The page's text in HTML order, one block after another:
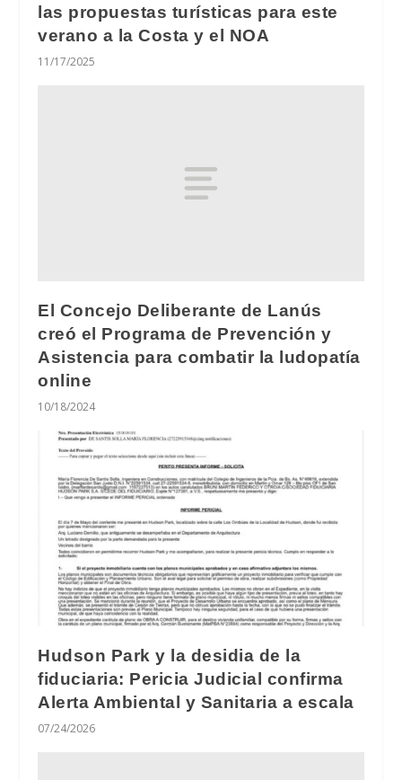
las propuestas turísticas para este
verano a la Costa y el NOA
11/17/2025
El Concejo Deliberante de Lanús
creó el Programa de Prevención y
Asistencia para combatir la ludopatía
online
10/18/2024
Hudson Park y la desidia de la
fiduciaria: Pericia Judicial confirma
Alerta Ambiental y Sanitaria a escala
07/24/2026